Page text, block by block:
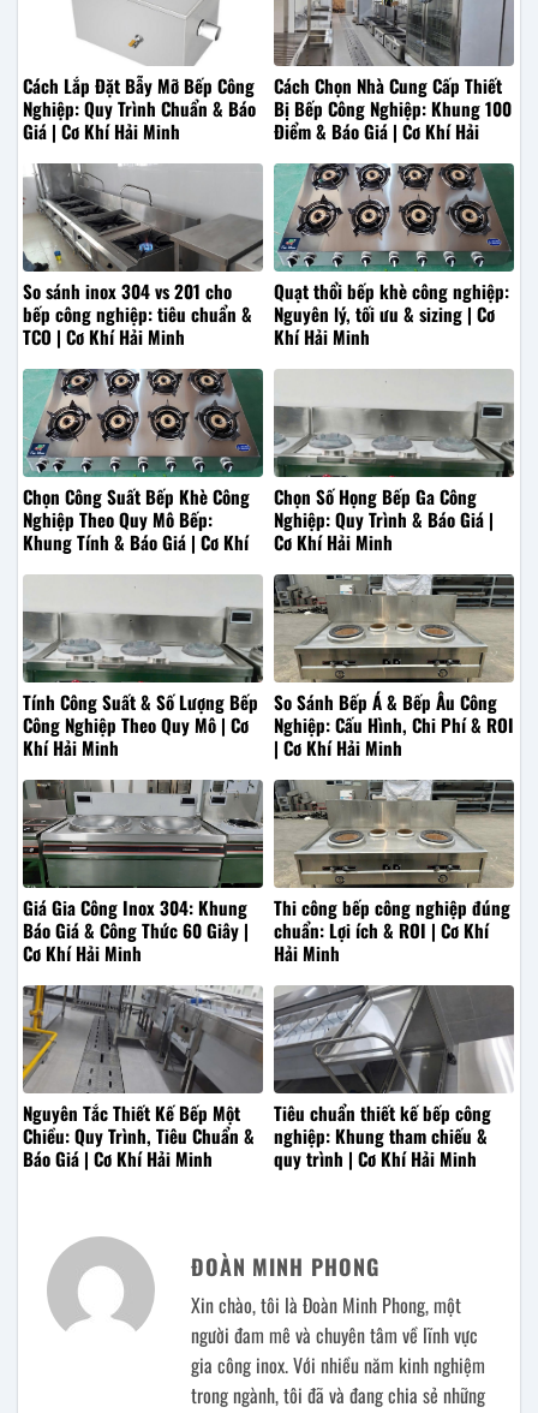
Cách Lắp Đặt Bẫy Mỡ Bếp Công
Nghiệp: Quy Trình Chuẩn & Báo
Giá | Cơ Khí Hải Minh
Cách Chọn Nhà Cung Cấp Thiết
Bị Bếp Công Nghiệp: Khung 100
Điểm & Báo Giá | Cơ Khí Hải
So sánh inox 304 vs 201 cho
bếp công nghiệp: tiêu chuẩn &
TCO | Cơ Khí Hải Minh
Quạt thổi bếp khè công nghiệp:
Nguyên lý, tối ưu & sizing | Cơ
Khí Hải Minh
Chọn Công Suất Bếp Khè Công
Nghiệp Theo Quy Mô Bếp:
Khung Tính & Báo Giá | Cơ Khí
Chọn Số Họng Bếp Ga Công
Nghiệp: Quy Trình & Báo Giá |
Cơ Khí Hải Minh
Tính Công Suất & Số Lượng Bếp
Công Nghiệp Theo Quy Mô | Cơ
Khí Hải Minh
So Sánh Bếp Á & Bếp Âu Công
Nghiệp: Cấu Hình, Chi Phí & ROI
| Cơ Khí Hải Minh
Giá Gia Công Inox 304: Khung
Báo Giá & Công Thức 60 Giây |
Cơ Khí Hải Minh
Thi công bếp công nghiệp đúng
chuẩn: Lợi ích & ROI | Cơ Khí
Hải Minh
Nguyên Tắc Thiết Kế Bếp Một
Chiều: Quy Trình, Tiêu Chuẩn &
Báo Giá | Cơ Khí Hải Minh
Tiêu chuẩn thiết kế bếp công
nghiệp: Khung tham chiếu &
quy trình | Cơ Khí Hải Minh
ĐOÀN MINH PHONG
Xin chào, tôi là Đoàn Minh Phong, một
người đam mê và chuyên tâm về lĩnh vực
gia công inox. Với nhiều năm kinh nghiệm
trong ngành, tôi đã và đang chia sẻ những